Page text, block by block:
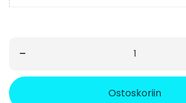
–
Ostoskoriin